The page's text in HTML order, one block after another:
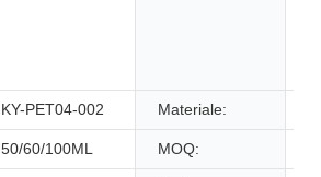
KY-PET04-002 Materiale:
50/60/100ML MOQ: